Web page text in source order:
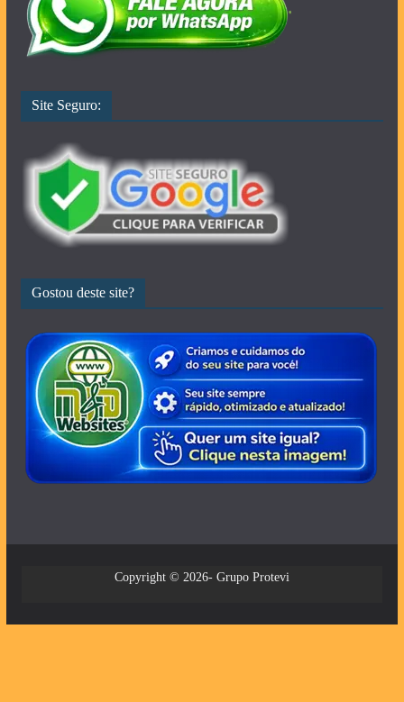
Site Seguro:
Gostou deste site?
Copyright © 2026- Grupo Protevi